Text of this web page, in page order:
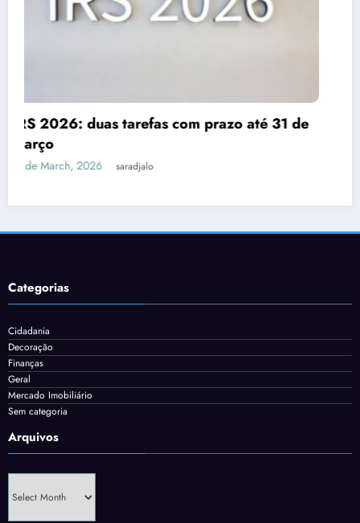
Despesas dedutíveis em IRS: tudo o que
3 de March, 2026
Categorias
Cidadania
Decoração
Finanças
Geral
Mercado Imobiliário
Sem categoria
Arquivos
Arquivos